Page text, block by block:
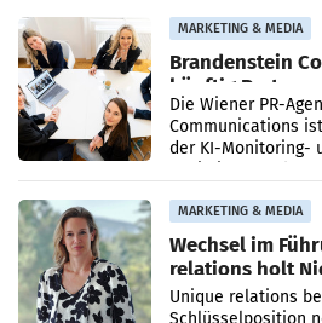
MARKETING & MEDIA
Brandenstein
künftig Partner
Die Wiener PR-
Communications
der KI-Monitoring-
MARKETING & MEDIA
Wechsel im
relations holt
Unique relations
Schlüsselposition